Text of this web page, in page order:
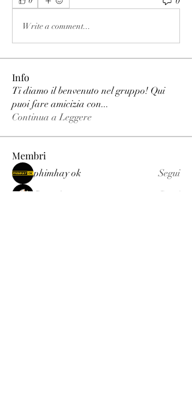
Write a comment...
Info
Ti diamo il benvenuto nel gruppo! Qui
puoi fare amicizia con...
Continua a Leggere
Membri
phimhay ok
Segui
Sun win
Segui